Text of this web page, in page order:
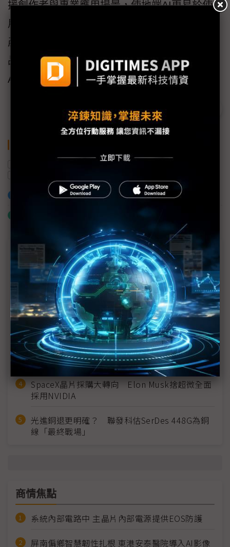
援創作者與專業應用場景，使地端AI更易於使
用，並更自然地融入日常工作流程。本次多項
產品榮獲紅點設計獎肯定，顯示出技嘉透過產
品設計、智慧優化與使用體驗整合，持續推動
AI生態系發展。
顯示卡
加入已選取到「關鍵字追蹤」
近７天熱門報導
MLCC訂單過熱、出貨比創高 村田示警全球AI基
建熱潮將趨緩
2027全年記憶體產能提前售罄 買家「祕而不
宣」只怕買不夠
英特爾EMIB良率達標 聯發科第2代ASIC產品
2028準時量產
SpaceX晶片採購大轉向 Elon Musk捨超微全面
採用NVIDIA
光進銅退更明確？ 聯發科估SerDes 448G為銅
線「最終戰場」
商情焦點
系統內部電路中 主晶片內部電源提供EOS防護
屏南偏鄉智慧韌性扎根 東港安泰醫院導入AI影像